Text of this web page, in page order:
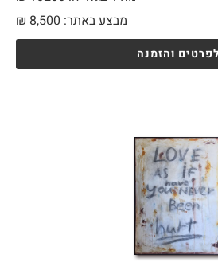
מבצע באתר:
₪ 8,500
לפרטים והזמנה